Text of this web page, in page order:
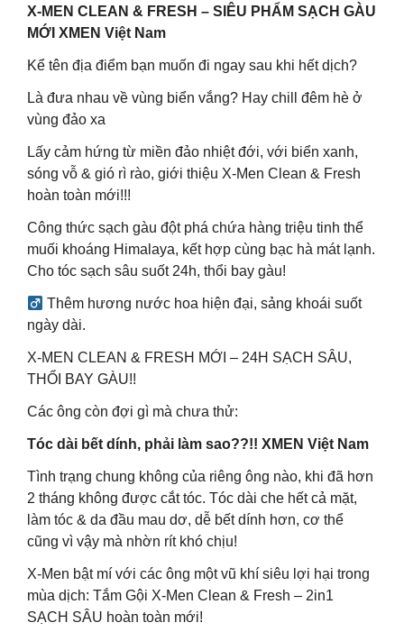
X-MEN CLEAN & FRESH – SIÊU PHẨM SẠCH GÀU
MỚI XMEN Việt Nam
Kể tên địa điểm bạn muốn đi ngay sau khi hết dịch?
Là đưa nhau về vùng biển vắng? Hay chill đêm hè ở
vùng đảo xa
Lấy cảm hứng từ miền đảo nhiệt đới, với biển xanh,
sóng vỗ & gió rì rào, giới thiệu X-Men Clean & Fresh
hoàn toàn mới!!!
Công thức sạch gàu đột phá chứa hàng triệu tinh thể
muối khoáng Himalaya, kết hợp cùng bạc hà mát lạnh.
Cho tóc sạch sâu suốt 24h, thổi bay gàu!
‍ Thêm hương nước hoa hiện đại, sảng khoái suốt
ngày dài.
X-MEN CLEAN & FRESH MỚI – 24H SẠCH SÂU,
THỔI BAY GÀU!!
Các ông còn đợi gì mà chưa thử:
Tóc dài bết dính, phải làm sao??!! XMEN Việt Nam
Tình trạng chung không của riêng ông nào, khi đã hơn
2 tháng không được cắt tóc. Tóc dài che hết cả mặt,
làm tóc & da đầu mau dơ, dễ bết dính hơn, cơ thể
cũng vì vậy mà nhờn rít khó chịu!
X-Men bật mí với các ông một vũ khí siêu lợi hại trong
mùa dịch: Tắm Gội X-Men Clean & Fresh – 2in1
SẠCH SÂU hoàn toàn mới!